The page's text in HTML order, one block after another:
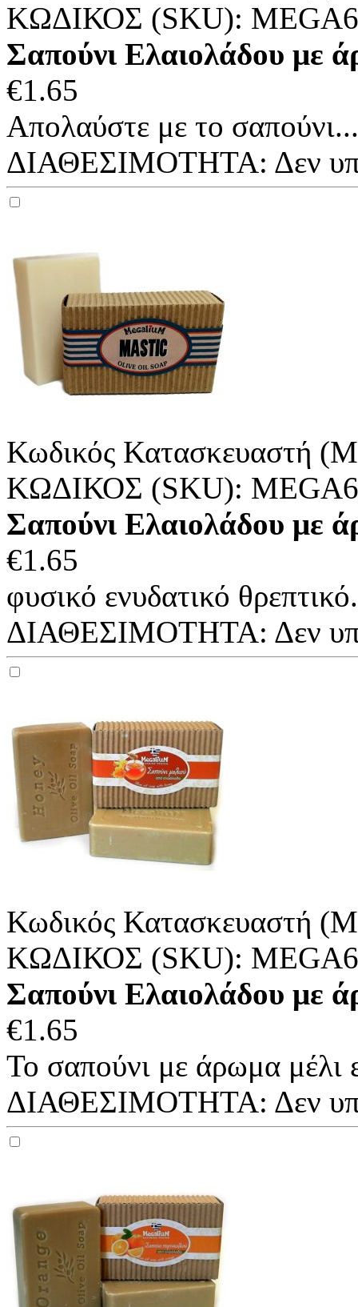
ΚΩΔΙΚΟΣ (SKU):
Σαπούνι Ελαιολάδου με
€1.65
Απολαύστε με το σαπούνι...
ΔΙΑΘΕΣΙΜΟΤΗΤΑ: Δεν
Κωδικός Κατασκευαστή
ΚΩΔΙΚΟΣ (SKU):
Σαπούνι Ελαιολάδου με
€1.65
φυσικό ενυδατικό
ΔΙΑΘΕΣΙΜΟΤΗΤΑ: Δεν
Κωδικός Κατασκευαστή
ΚΩΔΙΚΟΣ (SKU):
Σαπούνι Ελαιολάδου με
€1.65
Το σαπούνι με άρωμα μέλι
ΔΙΑΘΕΣΙΜΟΤΗΤΑ: Δεν